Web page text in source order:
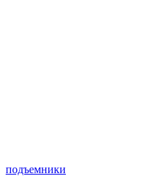
подъемники